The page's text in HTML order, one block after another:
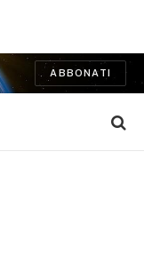
ABBONATI